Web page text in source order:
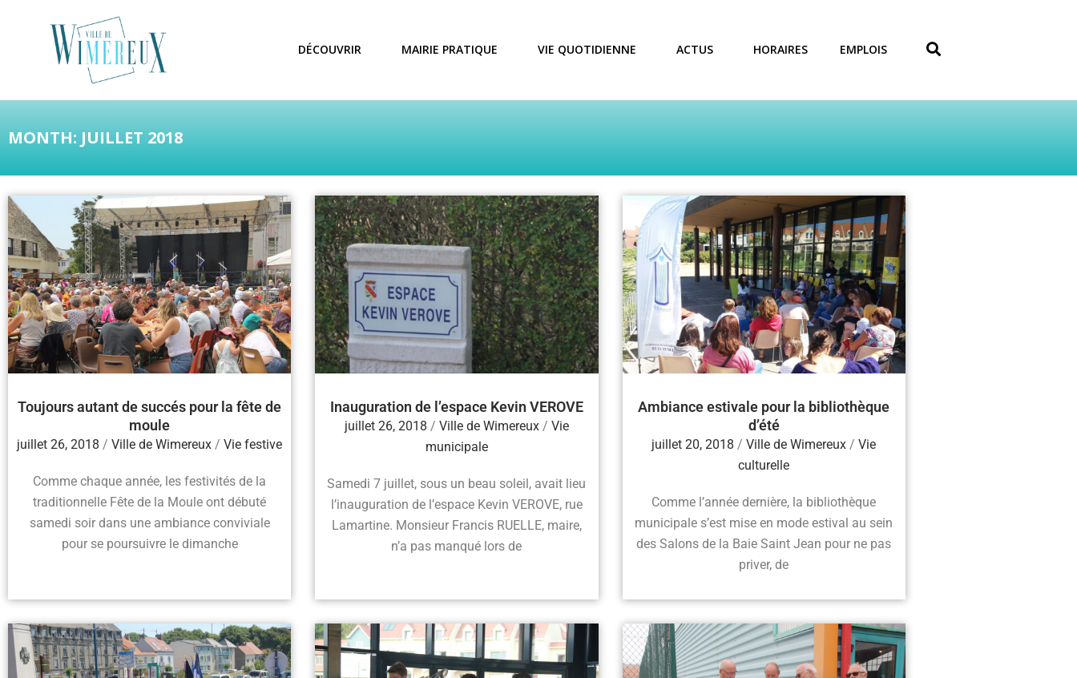
DÉCOUVRIR MAIRIE PRATIQUE VIE QUOTIDIENNE ACTUS HORAIRES EMPLOIS
MONTH: JUILLET 2018
Toujours autant de succés pour la fête de
moule
juillet 26, 2018 / Ville de Wimereux / Vie festive
Comme chaque année, les festivités de la
traditionnelle Fête de la Moule ont débuté
samedi soir dans une ambiance conviviale
pour se poursuivre le dimanche
Inauguration de l’espace Kevin VEROVE
juillet 26, 2018 / Ville de Wimereux / Vie
municipale
Samedi 7 juillet, sous un beau soleil, avait lieu
l’inauguration de l’espace Kevin VEROVE, rue
Lamartine. Monsieur Francis RUELLE, maire,
n’a pas manqué lors de
Ambiance estivale pour la bibliothèque
d’été
juillet 20, 2018 / Ville de Wimereux / Vie
culturelle
Comme l’année dernière, la bibliothèque
municipale s’est mise en mode estival au sein
des Salons de la Baie Saint Jean pour ne pas
priver, de